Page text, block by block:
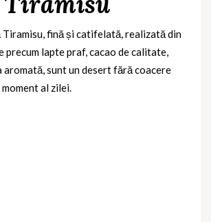
Tiramisu, fină și catifelată, realizată din
precum lapte praf, cacao de calitate,
aromată, sunt un desert fără coacere
al zilei.